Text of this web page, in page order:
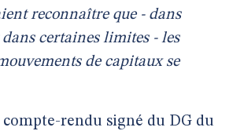
reconnaître que - dans
certaines limites - les
de capitaux se
compte-rendu signé du DG du